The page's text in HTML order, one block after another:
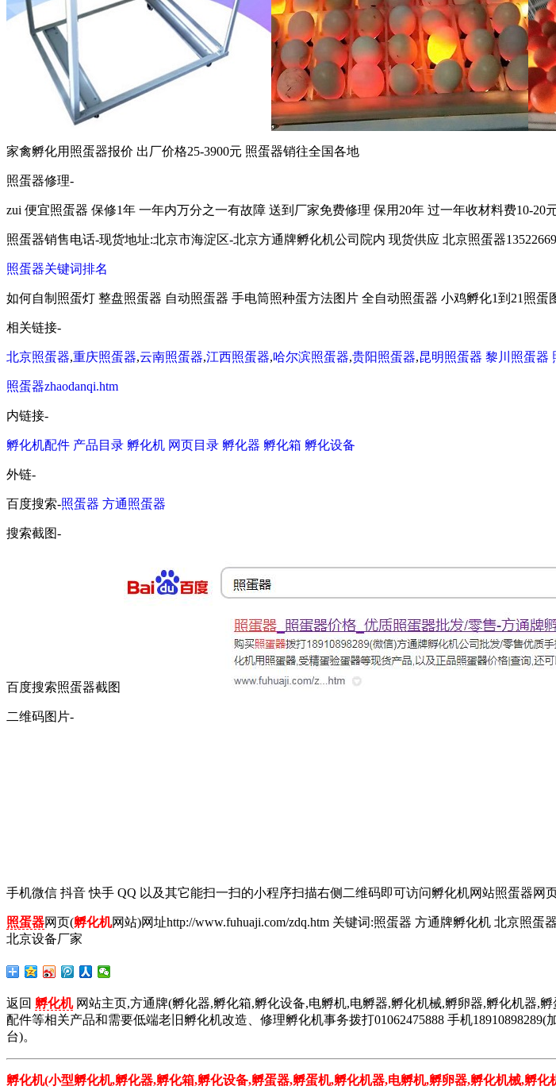
家禽孵化用照蛋器报价 出厂价格25-3900元 照蛋器销往全国各地
照蛋器修理-
zui 便宜照蛋器 保修1年 一年内万分之一有故障 送到厂家免费修理 保用20年 过一年收材料费10-20
照蛋器销售电话-现货地址:北京市海淀区-北京方通牌孵化机公司院内 现货供应 北京照蛋器
照蛋器关键词排名
如何自制照蛋灯 整盘照蛋器 自动照蛋器 手电筒照种蛋方法图片 全自动照蛋器 小鸡孵化1到21照
相关链接-
北京照蛋器,重庆照蛋器,云南照蛋器,江西照蛋器,哈尔滨照蛋器,贵阳照蛋器,昆明照蛋器 黎川照蛋器
照蛋器zhaodanqi.htm
内链接-
孵化机配件 产品目录 孵化机 网页目录 孵化器 孵化箱 孵化设备
外链-
百度搜索-照蛋器 方通照蛋器
搜索截图-
百度搜索照蛋器截图
二维码图片-
手机微信 抖音 快手 QQ 以及其它能扫一扫的小程序扫描右侧二维码即可访问孵化机网站照蛋器网
照蛋器网页(孵化机网站)网址http://www.fuhuaji.com/zdq.htm 关键词:照蛋器 方通牌孵化机 北京照
北京设备厂家
返回 孵化机网站主页,方通牌(孵化器,孵化箱,孵化设备,电孵机,电孵器,孵化机械,孵卵器,孵化机器,
配件等相关产品和需要低端老旧孵化机改造、修理孵化机事务拨打01062475888 手机
台)。
孵化机(小型孵化机,孵化器,孵化箱,孵化设备,孵蛋器,孵蛋机,孵化机器,电孵机,孵卵器,孵化机械,孵